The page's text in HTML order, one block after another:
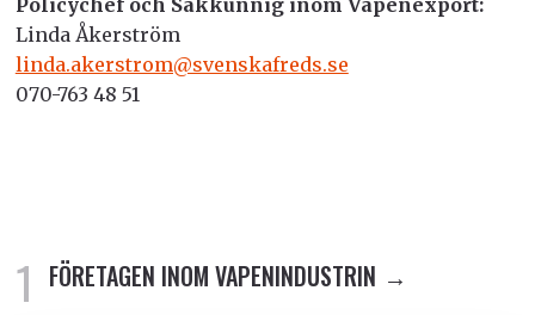
Policychef och Sakkunnig inom Vapenexport:
Linda Åkerström
linda.akerstrom@svenskafreds.se
070-763 48 51
FÖRETAGEN INOM VAPENINDUSTRIN